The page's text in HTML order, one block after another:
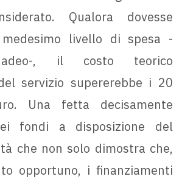
Qualora dovesse
livello di spesa -
, il costo teorico
servizio supererebbe i 20
Una fetta decisamente
fondi a disposizione del
che non solo dimostra che,
opportuno, i finanziamenti